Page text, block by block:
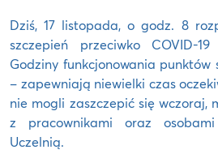
Dziś, 17 listopada, o godz. 8
szczepień przeciwko COVID-
Godziny funkcjonowania punktów
– zapewniają niewielki czas
nie mogli zaszczepić się wczoraj,
z pracownikami oraz osobami
Uczelnią.